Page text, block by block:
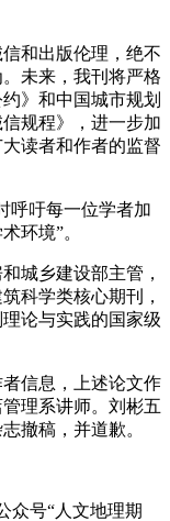
和出版伦理，绝不
未来，我刊将严格
》和中国城市规划
规程》，进一步加
读者和作者的监督
呼吁每一位学者加
环境”。
城乡建设部主管，
科学类核心期刊，
论与实践的国家级
信息，上述论文作
理系讲师。刘彬五
撤稿，并道歉。
众号“人文地理期